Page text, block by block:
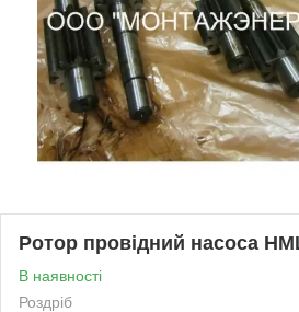
Ротор провідний насоса
В наявності
Роздріб